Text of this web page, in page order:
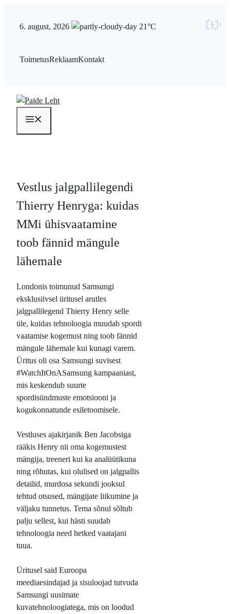
6. august, 2026 21°C
ToimetusReklaamKontakt
Vestlus jalgpallilegendi
Thierry Henryga: kuidas
MMi ühisvaatamine
toob fännid mängule
lähemale
Londonis toimunud Samsungi
eksklusiivsel üritusel arutles
jalgpallilegend Thierry Henry selle
üle, kuidas tehnoloogia muudab spordi
vaatamise kogemust ning toob fännid
mängule lähemale kui kunagi varem.
Üritus oli osa Samsungi suvisest
#WatchItOnASamsung kampaaniast,
mis keskendub suurte
spordisündmuste emotsiooni ja
kogukonnatunde esiletoomisele.
Vestluses ajakirjanik Ben Jacobsiga
rääkis Henry nii oma kogemustest
mängija, treeneri kui ka analüütikuna
ning rõhutas, kui olulised on jalgpallis
detailid, murdosa sekundi jooksul
tehtud otsused, mängijate liikumine ja
väljaku tunnetus. Tema sõnul sõltub
palju sellest, kui hästi suudab
tehnoloogia need hetked vaatajani
tuua.
Üritusel said Euroopa
meediaesindajad ja sisuloojad tutvuda
Samsungi uusimate
kuvatehnoloogiatega, mis on loodud